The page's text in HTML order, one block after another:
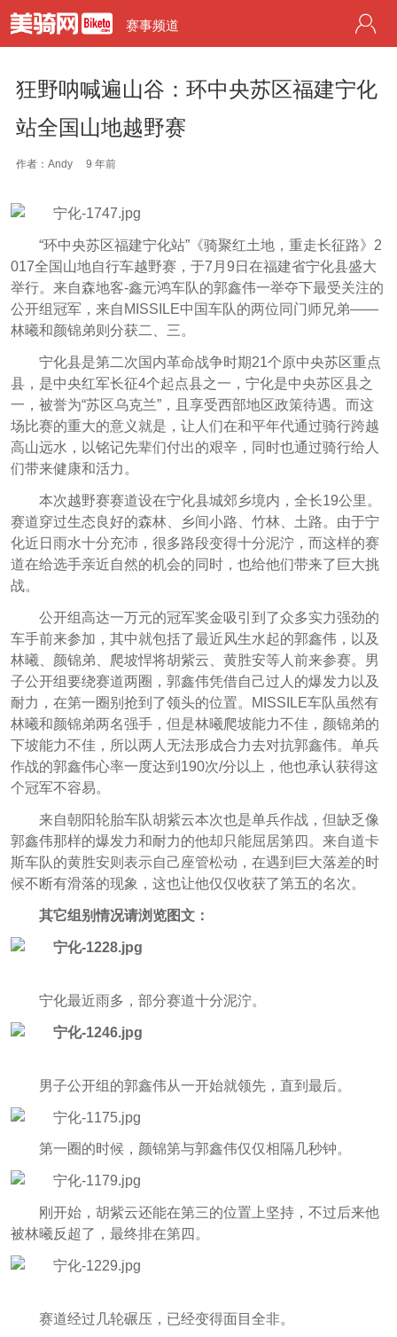
赛事频道
狂野呐喊遍山谷：环中央苏区福建宁化
站全国山地越野赛
作者：Andy 9 年前
“环中央苏区福建宁化站”《骑聚红土地，重走长征路》2
017全国山地自行车越野赛，于7月9日在福建省宁化县盛大
举行。来自森地客-鑫元鸿车队的郭鑫伟一举夺下最受关注的
公开组冠军，来自MISSILE中国车队的两位同门师兄弟——
林曦和颜锦弟则分获二、三。
宁化县是第二次国内革命战争时期21个原中央苏区重点
县，是中央红军长征4个起点县之一，宁化是中央苏区县之
一，被誉为“苏区乌克兰”，且享受西部地区政策待遇。而这
场比赛的重大的意义就是，让人们在和平年代通过骑行跨越
高山远水，以铭记先辈们付出的艰辛，同时也通过骑行给人
们带来健康和活力。
本次越野赛赛道设在宁化县城郊乡境内，全长19公里。
赛道穿过生态良好的森林、乡间小路、竹林、土路。由于宁
化近日雨水十分充沛，很多路段变得十分泥泞，而这样的赛
道在给选手亲近自然的机会的同时，也给他们带来了巨大挑
战。
公开组高达一万元的冠军奖金吸引到了众多实力强劲的
车手前来参加，其中就包括了最近风生水起的郭鑫伟，以及
林曦、颜锦弟、爬坡悍将胡紫云、黄胜安等人前来参赛。男
子公开组要绕赛道两圈，郭鑫伟凭借自己过人的爆发力以及
耐力，在第一圈别抢到了领头的位置。MISSILE车队虽然有
林曦和颜锦弟两名强手，但是林曦爬坡能力不佳，颜锦弟的
下坡能力不佳，所以两人无法形成合力去对抗郭鑫伟。单兵
作战的郭鑫伟心率一度达到190次/分以上，他也承认获得这
个冠军不容易。
来自朝阳轮胎车队胡紫云本次也是单兵作战，但缺乏像
郭鑫伟那样的爆发力和耐力的他却只能屈居第四。来自道卡
斯车队的黄胜安则表示自己座管松动，在遇到巨大落差的时
候不断有滑落的现象，这也让他仅仅收获了第五的名次。
其它组别情况请浏览图文：
宁化最近雨多，部分赛道十分泥泞。
男子公开组的郭鑫伟从一开始就领先，直到最后。
第一圈的时候，颜锦第与郭鑫伟仅仅相隔几秒钟。
刚开始，胡紫云还能在第三的位置上坚持，不过后来他
被林曦反超了，最终排在第四。
赛道经过几轮碾压，已经变得面目全非。